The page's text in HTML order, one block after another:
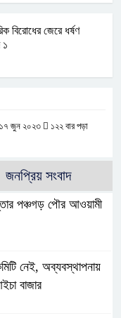
বিরোধের জেরে ধর্ষণ
১
১৭ জুন ২০২৩
১২২ বার পড়া
জনপ্রিয় সংবাদ
পঞ্চগড় পৌর আওয়ামী
নেই, অব্যবস্থাপনায়
বাজার